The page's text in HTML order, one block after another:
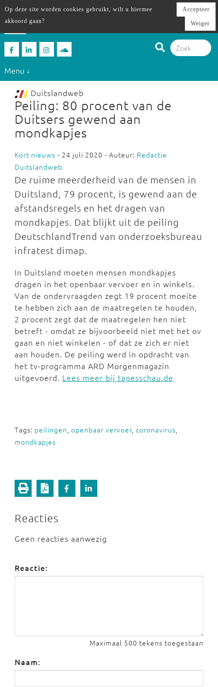
Menu ↓
Duitslandweb
Peiling: 80 procent van de
Duitsers gewend aan
mondkapjes
Kort nieuws - 24 juli 2020 - Auteur: Redactie
Duitslandweb
De ruime meerderheid van de mensen in
Duitsland, 79 procent, is gewend aan de
afstandsregels en het dragen van
mondkapjes. Dat blijkt uit de peiling
DeutschlandTrend van onderzoeksbureau
infratest dimap.
In Duitsland moeten mensen mondkapjes
dragen in het openbaar vervoer en in winkels.
Van de ondervraagden zegt 19 procent moeite
te hebben zich aan de maatregelen te houden,
2 procent zegt dat de maatregelen hen niet
betreft - omdat ze bijvoorbeeld niet met het ov
gaan en niet winkelen - of dat ze zich er niet
aan houden. De peiling werd in opdracht van
het tv-programma ARD Morgenmagazin
uitgevoerd. Lees meer bij tagesschau.de
Tags: peilingen, openbaar vervoer, coronavirus,
mondkapjes
Reacties
Geen reacties aanwezig
Reactie:
Maximaal 500 tekens toegestaan
Naam:
Op deze site worden cookies gebruikt, wilt u hiermee
akkoord gaan?
Accepteer
Weiger